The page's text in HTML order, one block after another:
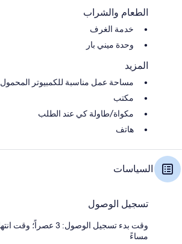
الطعام والشراب
خدمة الغرف
وحدة ميني بار
المزيد
مساحة عمل مناسبة للكمبيوتر المحمول
مكتب
مكواة/طاولة كي عند الطلب
هاتف
السياسات
تسجيل الوصول
مساءً